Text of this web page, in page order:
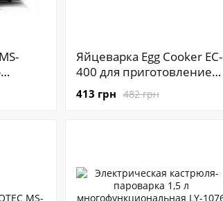
3226
Яйцеварка Egg Cooker EC-
400 для приготовление
яиц ∙ Яйцеварка
электрическая для
482 грн
413 грн